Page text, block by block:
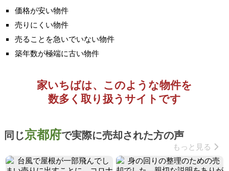
価格が安い物件
売りにくい物件
売ることを急いでいない物件
築年数が極端に古い物件
家いちばは、このような物件を
数多く取り扱うサイトです
同じ京都府で実際に売却された方の声
もっと見る